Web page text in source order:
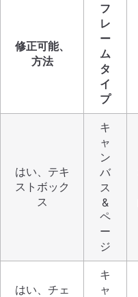
修正可能、
方法
フ
レ
ー
ム
タ
イ
プ
はい、テキ
ストボック
ス
キ
ャ
ン
バ
ス
&
ペ
ー
ジ
はい、チェ
キ
ャ